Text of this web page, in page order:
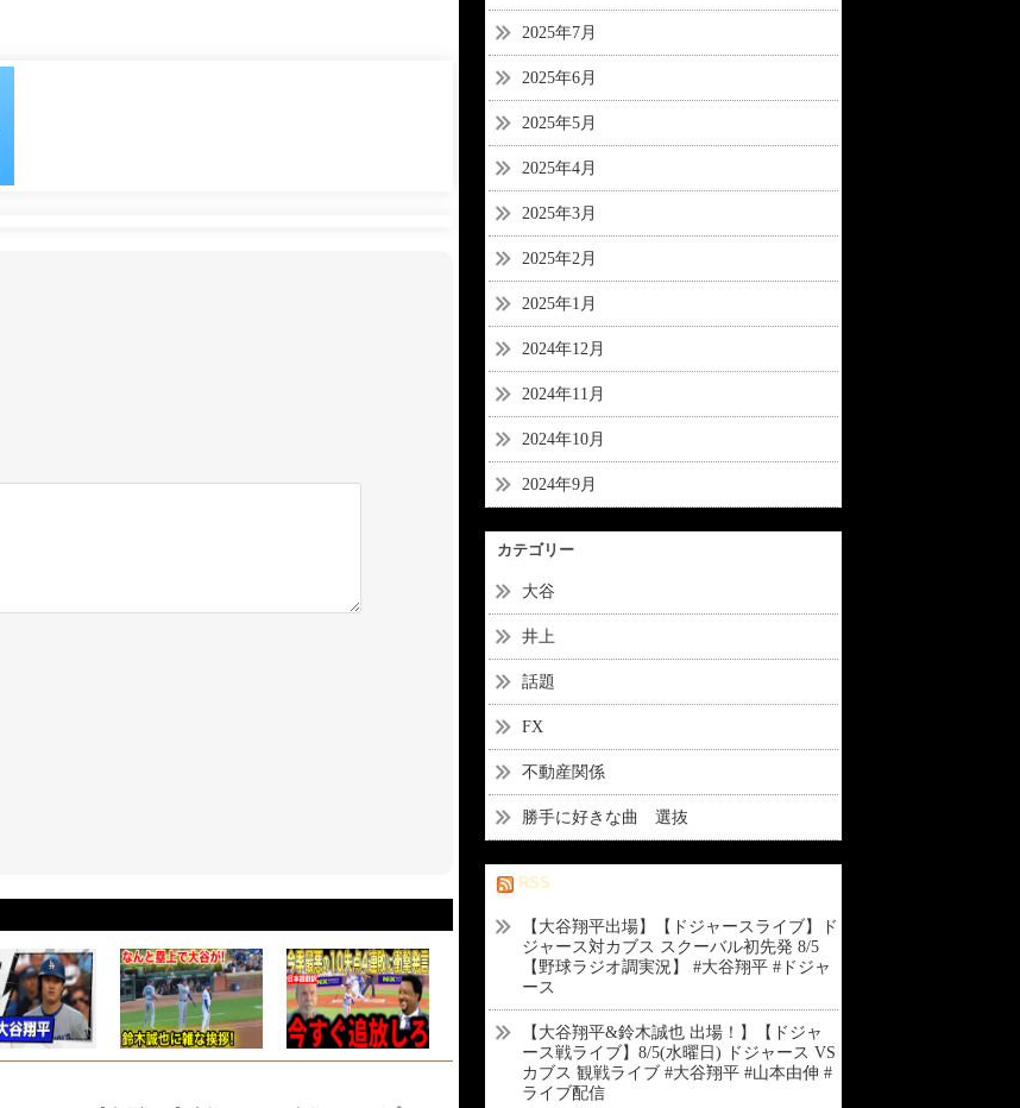
2025年7月
2025年6月
2025年5月
2025年4月
2025年3月
2025年2月
2025年1月
2024年12月
2024年11月
2024年10月
2024年9月
カテゴリー
大谷
井上
話題
FX
不動産関係
勝手に好きな曲 選抜
RSS
【大谷翔平出場】【ドジャースライブ】ド
ジャース対カブス スクーバル初先発 8/5
【野球ラジオ調実況】 #大谷翔平 #ドジャ
ース
【大谷翔平&鈴木誠也 出場！】【ドジャ
ース戦ライブ】8/5(水曜日) ドジャース VS
カブス 観戦ライブ #大谷翔平 #山本由伸 #
ライブ配信